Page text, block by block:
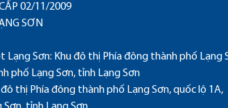
02/11/2009
SƠN
Lạng Sơn: Khu đô thị Phía đông thành phố Lạng
phố Lạng Sơn, tỉnh Lạng Sơn
đô thị Phía đông thành phố Lạng Sơn, quốc lộ 1A,